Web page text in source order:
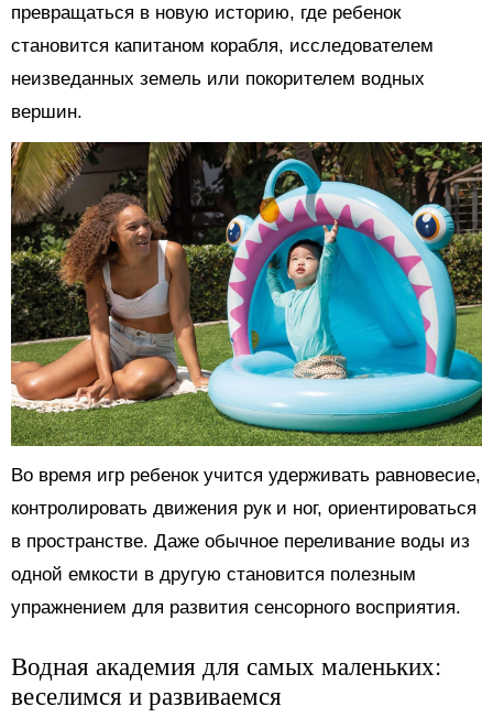
превращаться в новую историю, где ребенок
становится капитаном корабля, исследователем
неизведанных земель или покорителем водных
вершин.
Во время игр ребенок учится удерживать равновесие,
контролировать движения рук и ног, ориентироваться
в пространстве. Даже обычное переливание воды из
одной емкости в другую становится полезным
упражнением для развития сенсорного восприятия.
Водная академия для самых маленьких:
веселимся и развиваемся